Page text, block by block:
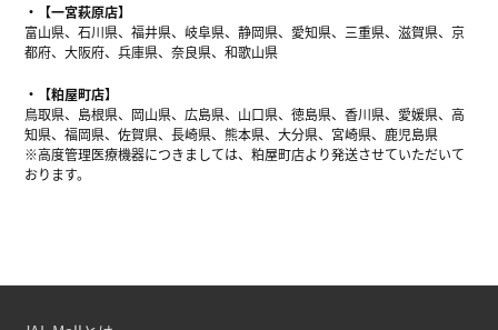
【一宮萩原店】
富山県、石川県、福井県、岐阜県、静岡県、愛知県、三重県、滋賀県、京
都府、大阪府、兵庫県、奈良県、和歌山県
【粕屋町店】
鳥取県、島根県、岡山県、広島県、山口県、徳島県、香川県、愛媛県、高
知県、福岡県、佐賀県、長崎県、熊本県、大分県、宮崎県、鹿児島県
※高度管理医療機器につきましては、粕屋町店より発送させていただいて
おります。